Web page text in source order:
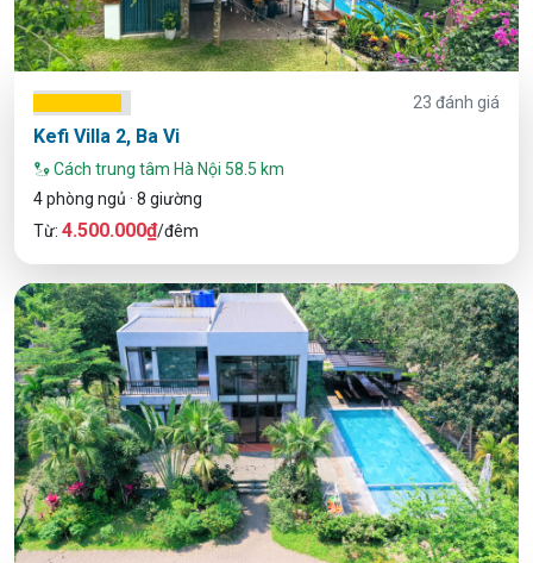
23 đánh giá
Kefi Villa 2, Ba Vi
Cách trung tâm Hà Nội 58.5 km
4 phòng ngủ · 8 giường
Từ: 4.500.000₫/đêm